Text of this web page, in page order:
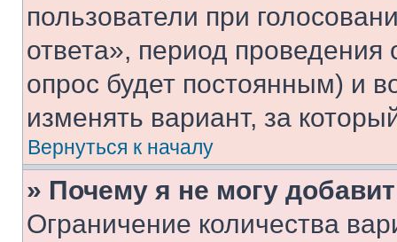
пользователи при
ответа», период проведения
опрос будет постоянным) и
изменять вариант, за
Вернуться к началу
» Почему я не могу
Ограничение количества